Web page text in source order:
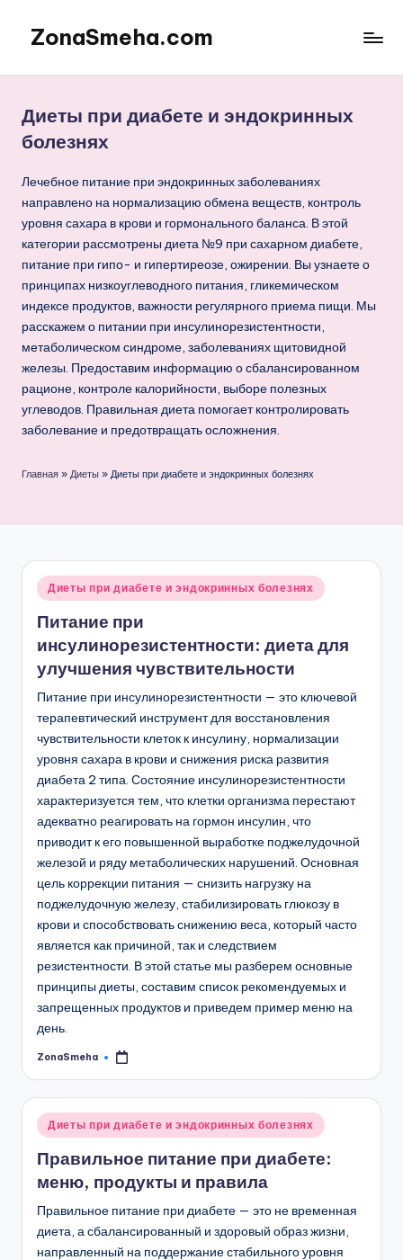
Перейти
содержимому
ZonaSmeha.com
Правильное
питание
Диеты при диабете и эндокринных
болезнях
Лечебное питание при эндокринных заболеваниях
направлено на нормализацию обмена веществ, контроль
уровня сахара в крови и гормонального баланса. В этой
категории рассмотрены диета №9 при сахарном диабете,
питание при гипо- и гипертиреозе, ожирении. Вы узнаете о
принципах низкоуглеводного питания, гликемическом
индексе продуктов, важности регулярного приема пищи. Мы
расскажем о питании при инсулинорезистентности,
метаболическом синдроме, заболеваниях щитовидной
железы. Предоставим информацию о сбалансированном
рационе, контроле калорийности, выборе полезных
углеводов. Правильная диета помогает контролировать
заболевание и предотвращать осложнения.
Главная » Диеты » Диеты при диабете и эндокринных болезнях
Опубликовано
Диеты при диабете и эндокринных болезнях
Питание при
инсулинорезистентности: диета для
улучшения чувствительности
Питание при инсулинорезистентности — это ключевой
терапевтический инструмент для восстановления
чувствительности клеток к инсулину, нормализации
уровня сахара в крови и снижения риска развития
диабета 2 типа. Состояние инсулинорезистентности
характеризуется тем, что клетки организма перестают
адекватно реагировать на гормон инсулин, что
приводит к его повышенной выработке поджелудочной
железой и ряду метаболических нарушений. Основная
цель коррекции питания — снизить нагрузку на
поджелудочную железу, стабилизировать глюкозу в
крови и способствовать снижению веса, который часто
является как причиной, так и следствием
резистентности. В этой статье мы разберем основные
принципы диеты, составим список рекомендуемых и
запрещенных продуктов и приведем пример меню на
день.
Запись
ZonaSmeha
Опубликовано
Диеты при диабете и эндокринных болезнях
Правильное питание при диабете:
меню, продукты и правила
Правильное питание при диабете — это не временная
диета, а сбалансированный и здоровый образ жизни,
направленный на поддержание стабильного уровня